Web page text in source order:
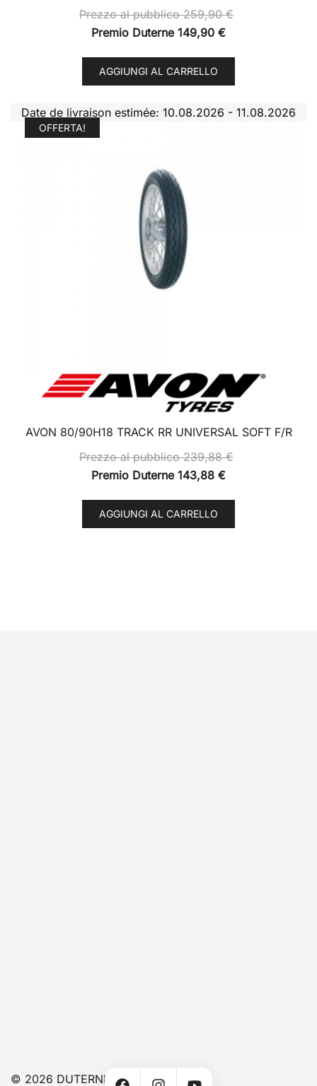
Prezzo al pubblico259,90€
Premio Duterne 149,90 €
AGGIUNGI AL CARRELLO
Date de livraison estimée: 10.08.2026 - 11.08.2026
OFFERTA!
AVON 80/90H18 TRACK RR UNIVERSAL SOFT F/R
Prezzo al pubblico239,88€
Premio Duterne 143,88 €
AGGIUNGI AL CARRELLO
© 2026 DUTERNERACINGPARTS